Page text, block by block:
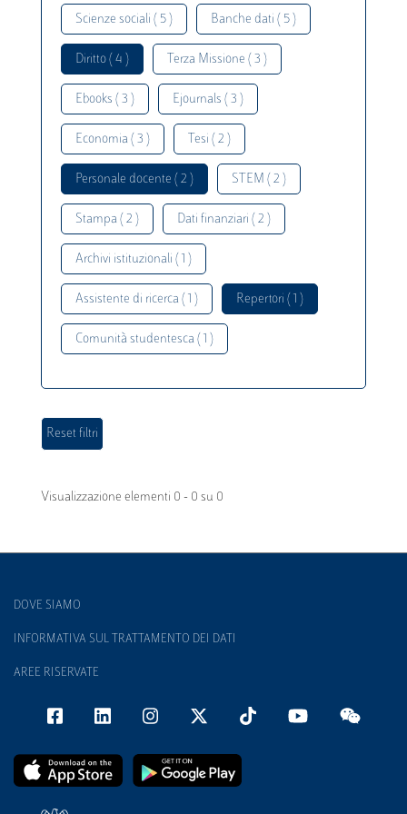
Scienze sociali ( 5 ) Banche dati ( 5 )
Diritto ( 4 ) Terza Missione ( 3 )
Ebooks ( 3 ) Ejournals ( 3 )
Economia ( 3 ) Tesi ( 2 )
Personale docente ( 2 ) STEM ( 2 )
Stampa ( 2 ) Dati finanziari ( 2 )
Archivi istituzionali ( 1 )
Assistente di ricerca ( 1 ) Repertori ( 1 )
Comunità studentesca ( 1 )
Visualizzazione elementi 0 - 0 su 0
DOVE SIAMO
INFORMATIVA SUL TRATTAMENTO DEI DATI
AREE RISERVATE